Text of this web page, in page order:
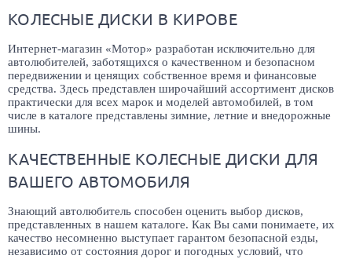
КОЛЕСНЫЕ ДИСКИ В КИРОВЕ
Интернет-магазин «Мотор» разработан исключительно для
автолюбителей, заботящихся о качественном и безопасном
передвижении и ценящих собственное время и финансовые
средства. Здесь представлен широчайший ассортимент дисков
практически для всех марок и моделей автомобилей, в том
числе в каталоге представлены зимние, летние и внедорожные
шины.
КАЧЕСТВЕННЫЕ КОЛЕСНЫЕ ДИСКИ ДЛЯ
ВАШЕГО АВТОМОБИЛЯ
Знающий автолюбитель способен оценить выбор дисков,
представленных в нашем каталоге. Как Вы сами понимаете, их
качество несомненно выступает гарантом безопасной езды,
независимо от состояния дорог и погодных условий, что